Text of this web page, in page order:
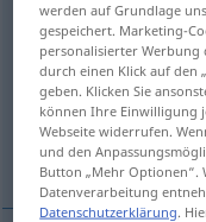
Ordnung
Staats-,
Politik, Verfahren
werden auf Grundlage
gespeichert. Marketing-
personalisierter Werbung
durch einen Klick auf den
geben. Klicken Sie
können Ihre Einwilligung
Webseite widerrufen.
und den
Button „Mehr Optionen“.
Datenverarbeitung
Datenschutzerklärung.